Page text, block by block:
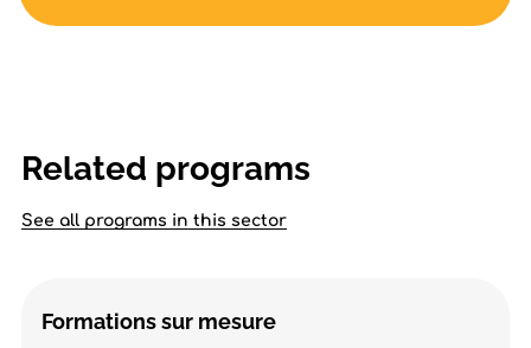
Related programs
See all programs in this sector
Formations sur mesure